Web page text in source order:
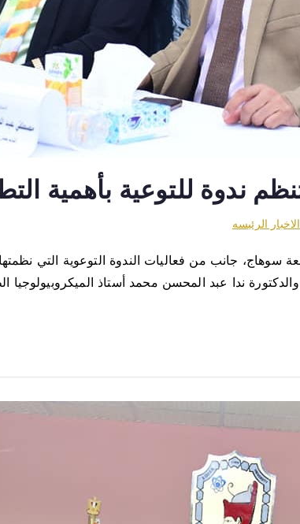
ندوة للتوعية بأهمية
الاخبار الرئيسه
جانب من فعاليات الندوة التوعوية التي
ندا عبد المحسن محمد أستاذ الميكروبيولوجيا